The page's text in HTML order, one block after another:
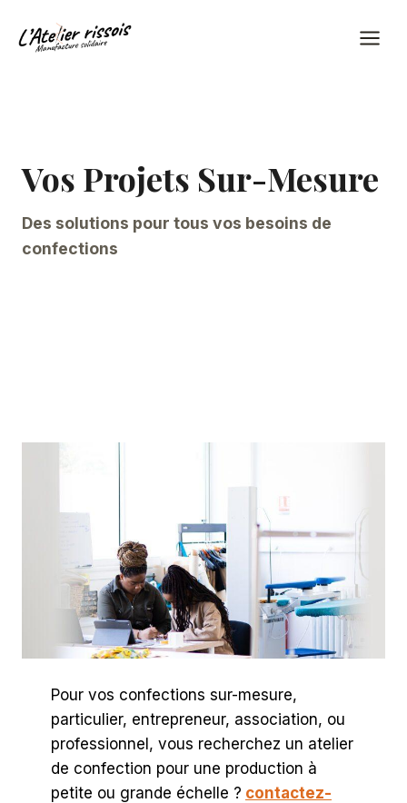
Vos Projets Sur-Mesure
Des solutions pour tous vos besoins de
confections
Pour vos confections sur-mesure,
particulier, entrepreneur, association, ou
professionnel, vous recherchez un atelier
de confection pour une production à
petite ou grande échelle ? contactez-